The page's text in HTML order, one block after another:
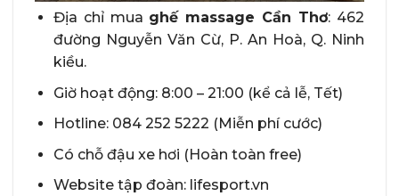
Địa chỉ mua ghế massage Cần Thơ: 462
đường Nguyễn Văn Cừ, P. An Hoà, Q. Ninh
kiều.
Giờ hoạt động: 8:00 – 21:00 (kể cả lễ, Tết)
Hotline: 084 252 5222 (Miễn phí cước)
Có chỗ đậu xe hơi (Hoàn toàn free)
Website tập đoàn: lifesport.vn